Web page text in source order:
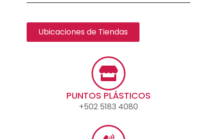
Ubicaciones de Tiendas
PUNTOS PLÁSTICOS
+502 5183 4080